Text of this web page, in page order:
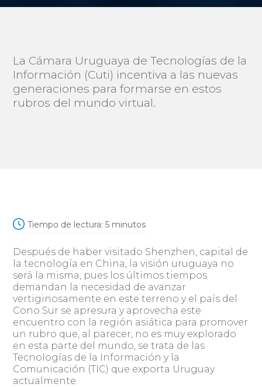
La Cámara Uruguaya de Tecnologías de la
Información (Cuti) incentiva a las nuevas
generaciones para formarse en estos
rubros del mundo virtual.
Tiempo de lectura: 5 minutos
Después de haber visitado Shenzhen, capital de
la tecnología en China, la visión uruguaya no
será la misma, pues los últimos tiempos
demandan la necesidad de avanzar
vertiginosamente en este terreno y el país del
Cono Sur se apresura y aprovecha este
encuentro con la región asiática para promover
un rubro que, al parecer, no es muy explorado
en esta parte del mundo, se trata de las
Tecnologías de la Información y la
Comunicación (TIC) que exporta Uruguay
actualmente.